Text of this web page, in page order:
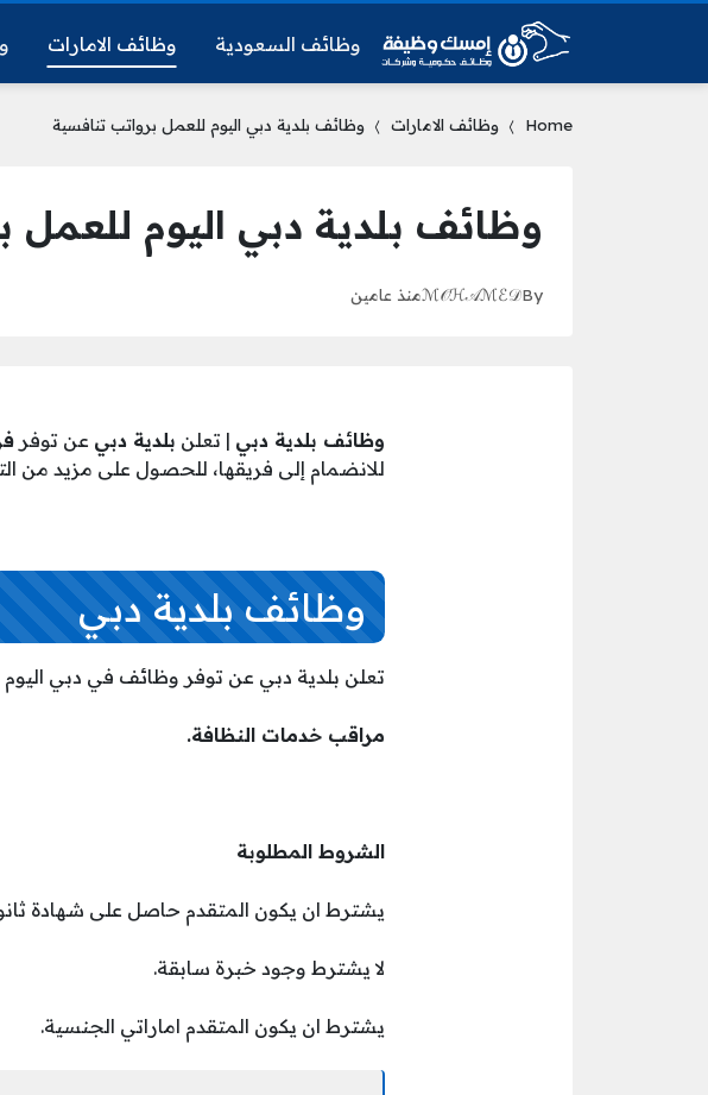
وظائف السعودية وظائف الامارات
Home وظائف الامارات وظائف بلدية دبي اليوم للعمل برواتب تنافسية
وظائف بلدية دبي اليوم للعمل
By
ℳ𝒪ℋ𝒜ℳℰ𝒟منذ عامين
وظائف بلدية دبي | تعلن بلدية دبي عن توفر
للانضمام إلى فريقها، للحصول على مزيد من
وظائف بلدية دبي
تعلن بلدية دبي عن توفر وظائف في دبي اليوم
مراقب خدمات النظافة.
الشروط المطلوبة
يشترط ان يكون المتقدم حاصل على شهادة
لا يشترط وجود خبرة سابقة.
يشترط ان يكون المتقدم اماراتي الجنسية.